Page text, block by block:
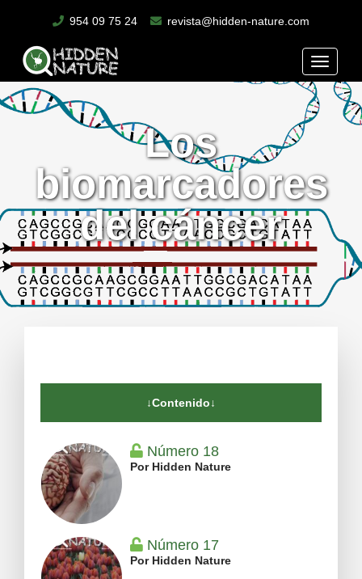
954 09 75 24 revista@hidden-nature.com
Toggle
Los
biomarcadores
del cáncer
↓Contenido↓
Número 18
Por Hidden Nature
Número 17
Por Hidden Nature